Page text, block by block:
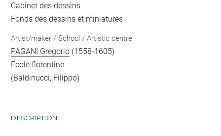
Cabinet des dessins
Fonds des dessins et miniatures
Artist/maker / School / Artistic centre
PAGANI Gregorio (1558-1605)
Ecole florentine
(Baldinucci, Filippo)
DESCRIPTION